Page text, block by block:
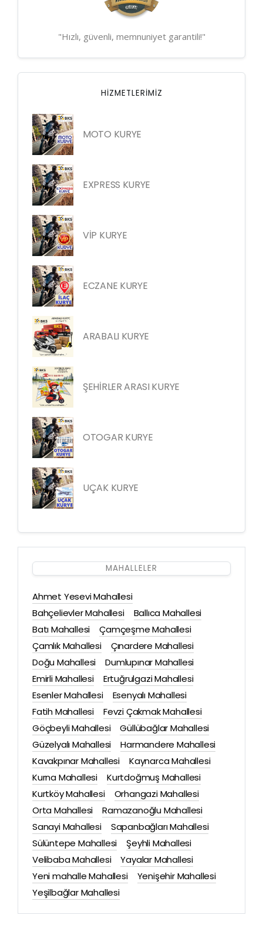
"Hızlı, güvenli, memnuniyet garantili!"
HIZMETLERIMIZ
MOTO KURYE
EXPRESS KURYE
VİP KURYE
ECZANE KURYE
ARABALI KURYE
ŞEHİRLER ARASI KURYE
OTOGAR KURYE
UÇAK KURYE
MAHALLELER
Ahmet Yesevi Mahallesi
Bahçelievler Mahallesi
Ballıca Mahallesi
Batı Mahallesi
Çamçeşme Mahallesi
Çamlık Mahallesi
Çınardere Mahallesi
Doğu Mahallesi
Dumlupınar Mahallesi
Emirli Mahallesi
Ertuğrulgazi Mahallesi
Esenler Mahallesi
Esenyalı Mahallesi
Fatih Mahallesi
Fevzi Çakmak Mahallesi
Göçbeyli Mahallesi
Güllübağlar Mahallesi
Güzelyalı Mahallesi
Harmandere Mahallesi
Kavakpınar Mahallesi
Kaynarca Mahallesi
Kurna Mahallesi
Kurtdoğmuş Mahallesi
Kurtköy Mahallesi
Orhangazi Mahallesi
Orta Mahallesi
Ramazanoğlu Mahallesi
Sanayi Mahallesi
Sapanbağları Mahallesi
Sülüntepe Mahallesi
Şeyhli Mahallesi
Velibaba Mahallesi
Yayalar Mahallesi
Yeni mahalle Mahallesi
Yenişehir Mahallesi
Yeşilbağlar Mahallesi